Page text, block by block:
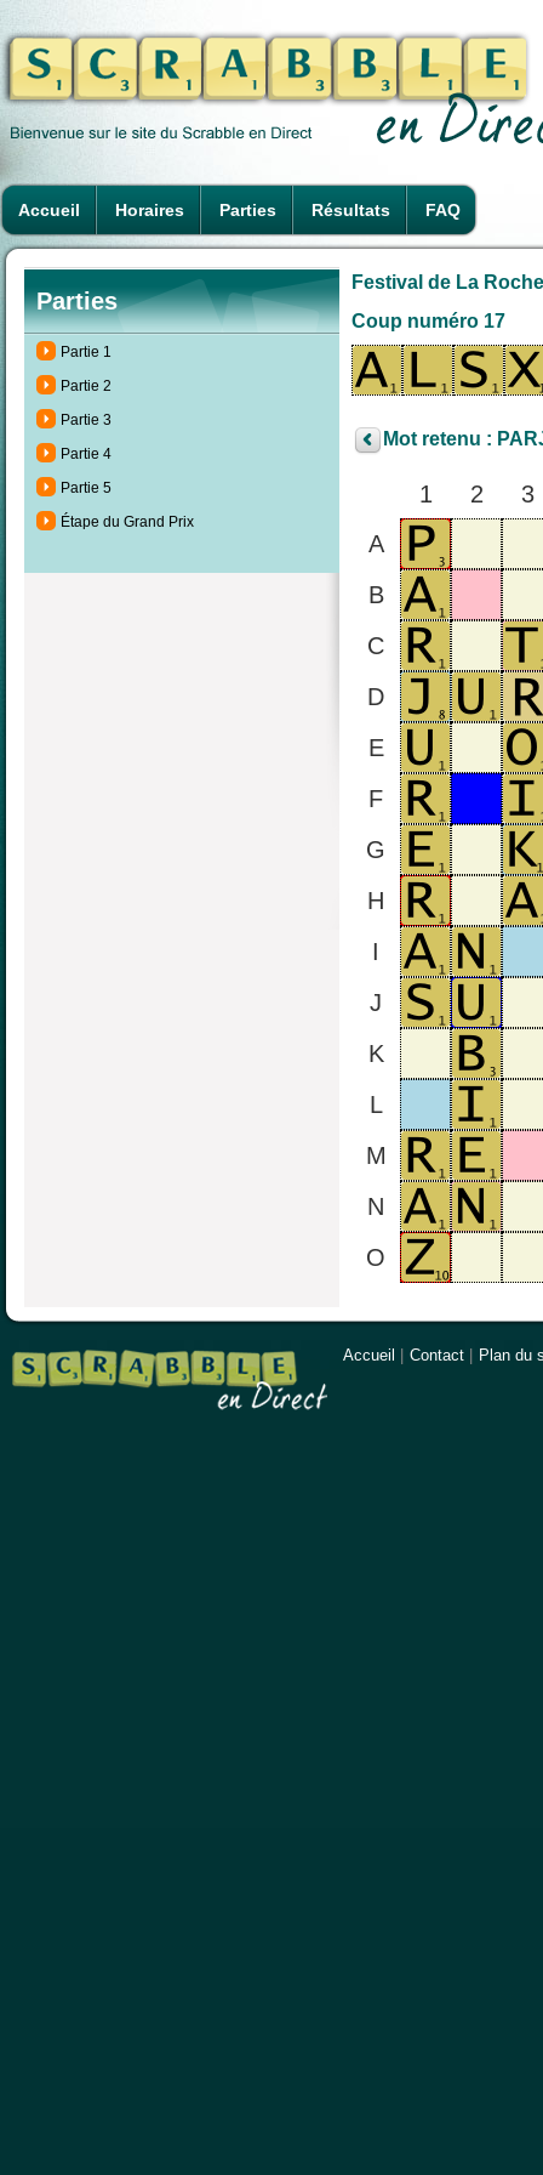
Accueil Horaires Parties Résultats FAQ
Parties
Partie 1
Partie 2
Partie 3
Partie 4
Partie 5
Étape du Grand Prix
Festival de La
Coup numéro 17
Mot retenu :
1 2
3
A
B
C
D
E
F
G
H
I
J
K
L
M
N
O
Accueil Contact Plan du